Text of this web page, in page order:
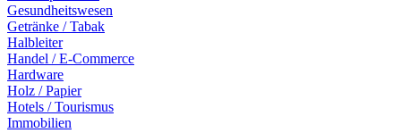
Gesundheitswesen
Getränke / Tabak
Halbleiter
Handel / E-Commerce
Hardware
Holz / Papier
Hotels / Tourismus
Immobilien